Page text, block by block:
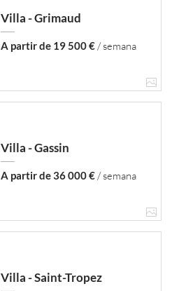
Villa - Grimaud
A partir de 19 500 €/ semana
Villa - Gassin
A partir de 36 000 €/ semana
Villa - Saint-Tropez